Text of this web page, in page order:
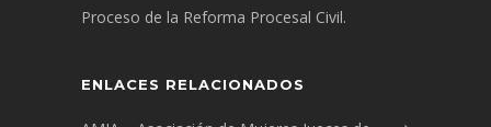
Proceso de la Reforma Procesal Civil.
ENLACES RELACIONADOS